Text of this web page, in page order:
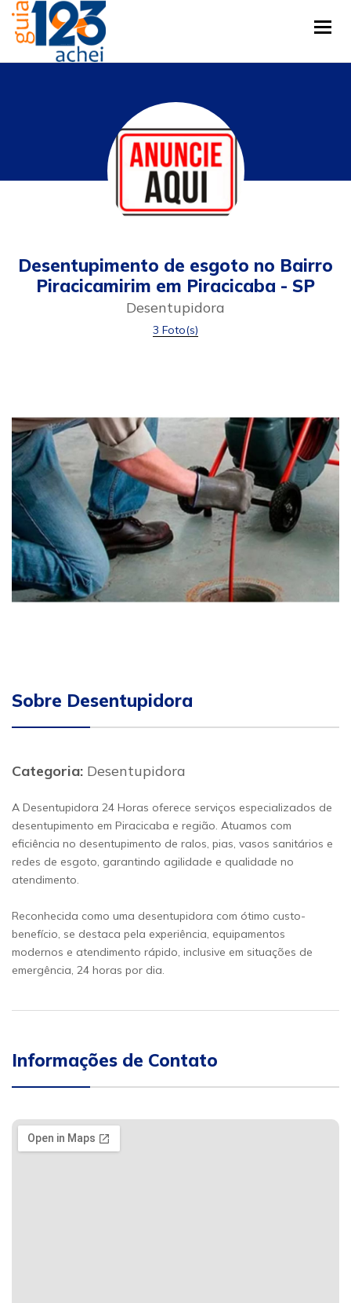
Desentupimento de esgoto no Bairro
Piracicamirim em Piracicaba - SP
Desentupidora
3 Foto(s)
Sobre Desentupidora
Categoria: Desentupidora
A Desentupidora 24 Horas oferece serviços especializados de
desentupimento em Piracicaba e região. Atuamos com
eficiência no desentupimento de ralos, pias, vasos sanitários e
redes de esgoto, garantindo agilidade e qualidade no
atendimento.
Reconhecida como uma desentupidora com ótimo custo-
benefício, se destaca pela experiência, equipamentos
modernos e atendimento rápido, inclusive em situações de
emergência, 24 horas por dia.
Informações de Contato